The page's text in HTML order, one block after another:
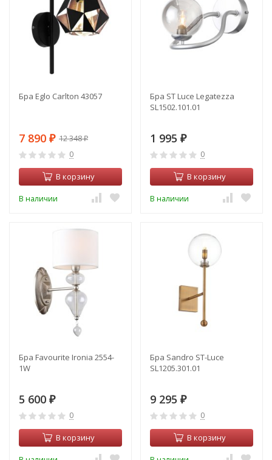
Бра Eglo Carlton 43057
7 890 ₽ 12 348₽
0
В корзину
В наличии
Бра ST Luce Legatezza
SL1502.101.01
1 995 ₽
0
В корзину
В наличии
Бра Favourite Ironia 2554-
1W
5 600 ₽
0
В корзину
Бра Sandro ST-Luce
SL1205.301.01
9 295 ₽
0
В корзину